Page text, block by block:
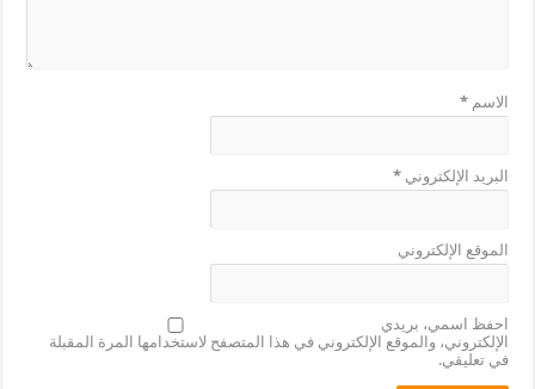
*
بريدي
والموقع الإلكتروني في هذا المتصفح لاستخدامها المرة المقبلة